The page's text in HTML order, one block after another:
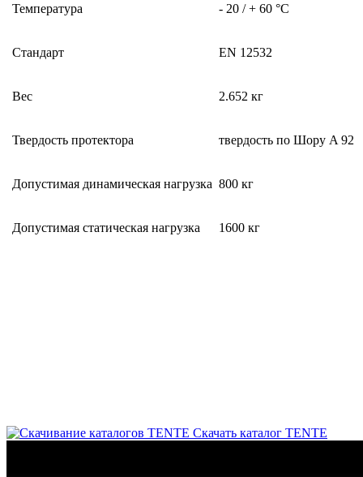
Температура - 20 / + 60 °C
Стандарт EN 12532
Вес 2.652 кг
Твердость протектора твердость по Шору A 92
Допустимая динамическая нагрузка 800 кг
Допустимая статическая нагрузка 1600 кг
Скачать каталог TENTE